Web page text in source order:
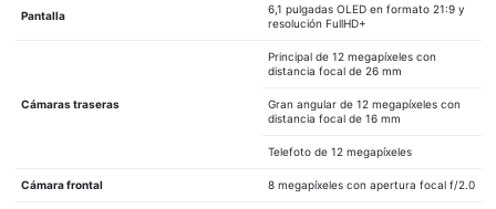
Pantalla
6,1 pulgadas OLED en formato 21:9 y
resolución FullHD+
Cámaras traseras
Principal de 12 megapíxeles con
distancia focal de 26 mm
Gran angular de 12 megapíxeles con
distancia focal de 16 mm
Telefoto de 12 megapíxeles
Cámara frontal 8 megapíxeles con apertura focal f/2.0